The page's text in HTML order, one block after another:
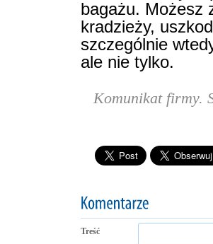
bagażu. Możesz
kradzieży,
szczególnie
ale nie tylko.
Komunikat firmy.
Treść